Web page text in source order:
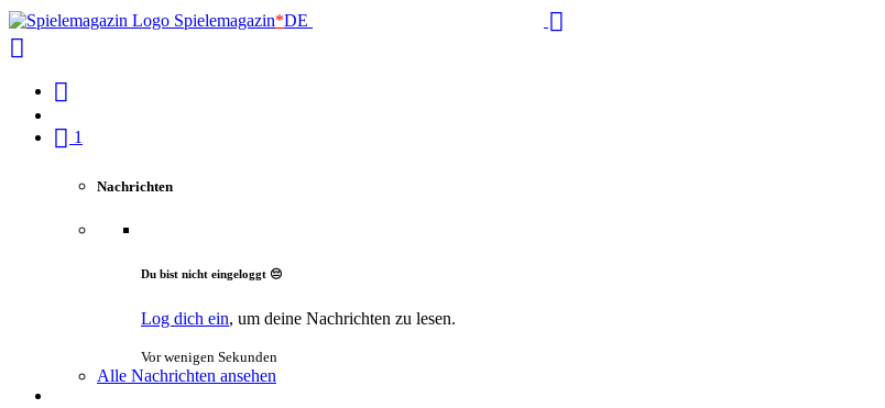
Spielemagazin*DE
1
Nachrichten
Du bist nicht eingeloggt 😔
Log dich ein, um deine Nachrichten zu lesen.
Vor wenigen Sekunden
Alle Nachrichten ansehen